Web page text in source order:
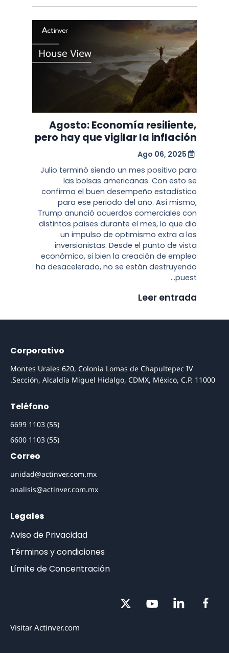
Agosto: Economía resiliente,
pero hay que vigilar la inflación
Ago 06, 2025
Julio terminó siendo un mes positivo para
las bolsas americanas. Con esto se
confirma el buen desempeño estadístico
para ese periodo del año. Así mismo,
Trump anunció acuerdos comerciales con
distintos países durante el mes, lo que dio
un impulso de optimismo extra a los
inversionistas. Desde el punto de vista
económico, si bien la creación de empleo
ha desacelerado, no se están destruyendo
puest...
Leer entrada
Corporativo
Montes Urales 620, Colonia Lomas de Chapultepec IV
Sección, Alcaldía Miguel Hidalgo, CDMX, México, C.P. 11000.
Teléfono
(55) 1103 6699
(55) 1103 6600
Correo
unidad@actinver.com.mx
analisis@actinver.com.mx
Legales
Aviso de Privacidad
Términos y condiciones
Límite de Concentración
Visitar Actinver.com